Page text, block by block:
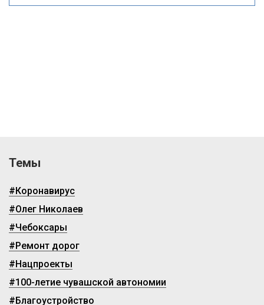
Темы
#Коронавирус
#Олег Николаев
#Чебоксары
#Ремонт дорог
#Нацпроекты
#100-летие чувашской автономии
#Благоустройство